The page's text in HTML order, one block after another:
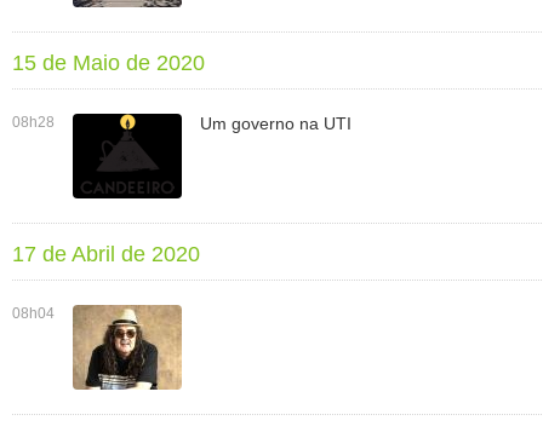
15 de Maio de 2020
08h28 Um governo na UTI
17 de Abril de 2020
08h04